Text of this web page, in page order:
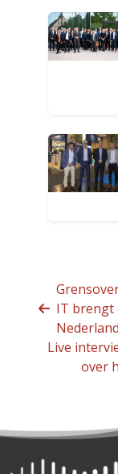
IT brengt
Live
over